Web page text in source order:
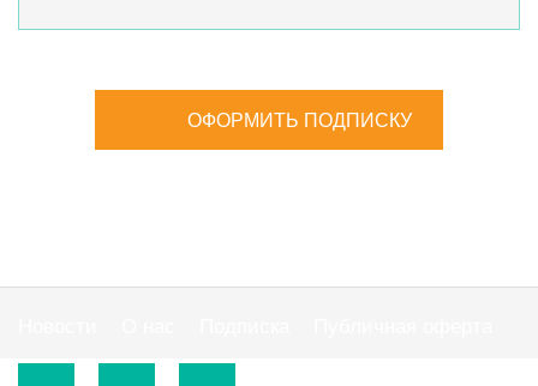
ОФОРМИТЬ ПОДПИСКУ